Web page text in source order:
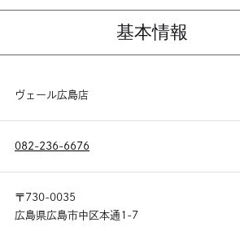
基本情報
ヴェール広島店
082-236-6676
〒730-0035
広島県広島市中区本通1-7